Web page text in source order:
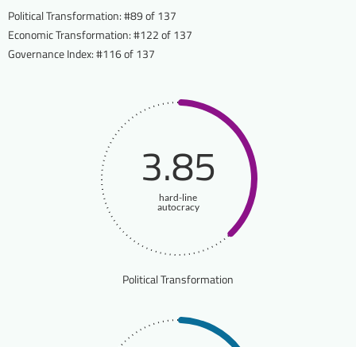
Political Transformation:#89 of 137
Economic Transformation:#122 of 137
Governance Index:#116 of 137
3.85
hard-line
autocracy
Political Transformation